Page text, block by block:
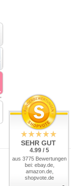
SEHR GUT
4.99 / 5
aus 3775 Bewertungen
bei: ebay.de,
amazon.de,
shopvote.de